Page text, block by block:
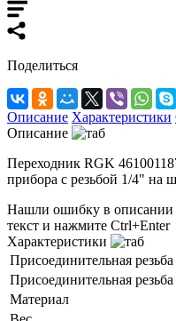
Поделиться
Описание Характеристики
Описание
Переходник RGK
прибора с резьбой 1/4" на
Нашли ошибку в описании
текст и нажмите Ctrl+Enter
Характеристики
Присоединительная
Присоединительная
Материал